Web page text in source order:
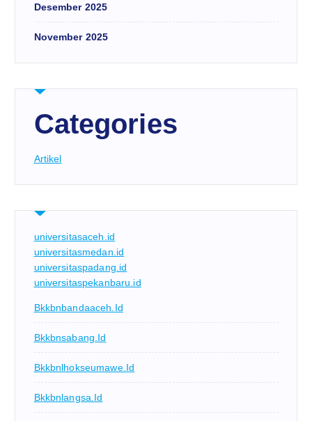
Desember 2025
November 2025
Categories
Artikel
universitasaceh.id
universitasmedan.id
universitaspadang.id
universitaspekanbaru.id
Bkkbnbandaaceh.id
Bkkbnsabang.id
Bkkbnlhokseumawe.id
Bkkbnlangsa.id